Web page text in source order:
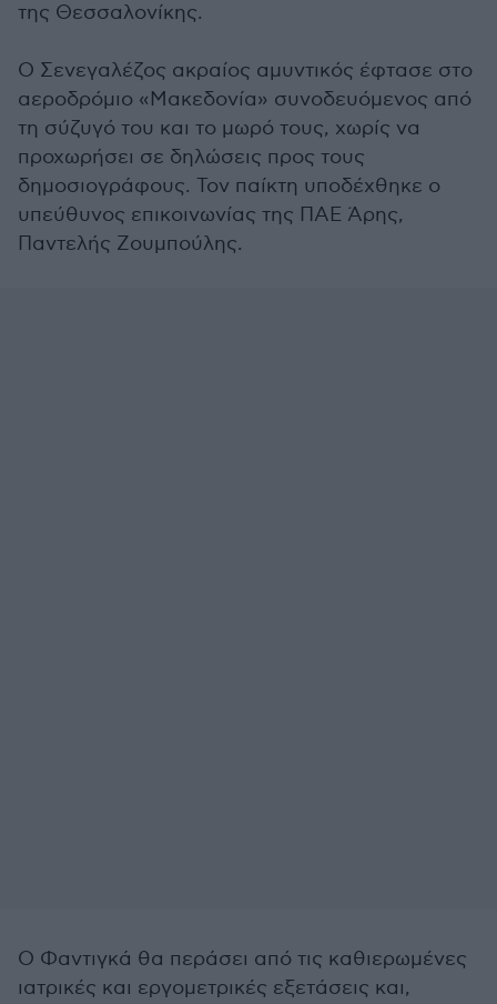
της Θεσσαλονίκης.
Ο Σενεγαλέζος ακραίος αμυντικός έφτασε στο
αεροδρόμιο «Μακεδονία» συνοδευόμενος από
τη σύζυγό του και το μωρό τους, χωρίς να
προχωρήσει σε δηλώσεις προς τους
δημοσιογράφους. Τον παίκτη υποδέχθηκε ο
υπεύθυνος επικοινωνίας της ΠΑΕ Άρης,
Παντελής Ζουμπούλης.
Ο Φαντιγκά θα περάσει από τις καθιερωμένες
ιατρικές και εργομετρικές εξετάσεις και,